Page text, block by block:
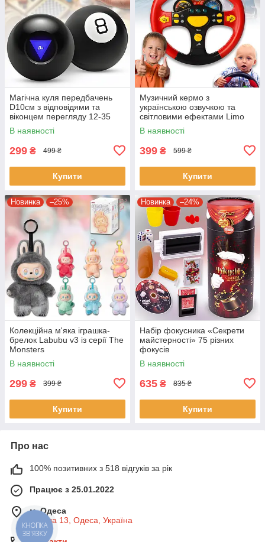
Магічна куля передбачень
D10см з відповідями та
віконцем перегляду 12-35
В наявності
299 ₴ 499 ₴
Купити
Музичний кермо з
українською озвучкою та
світловими ефектами Limo
Toy 7737 UK
В наявності
399 ₴ 599 ₴
Купити
Новинка –25%
Колекційна м'яка іграшка-
брелок Labubu v3 із серії The
Monsters
В наявності
299 ₴ 399 ₴
Купити
Новинка –24%
Набір фокусника «Секрети
майстерності» 75 різних
фокусів
В наявності
635 ₴ 835 ₴
Купити
Про нас
100% позитивних з 518 відгуків за рік
Працює з 25.01.2022
м. Одеса
Базова 13, Одеса, Україна
КНОПКА
ЗВ'ЯЗКУ